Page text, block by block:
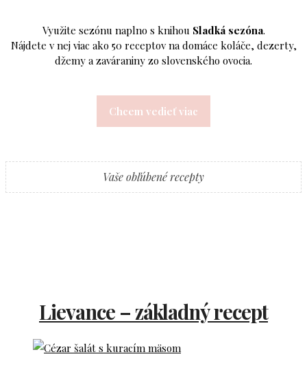
Využite sezónu naplno s knihou Sladká sezóna.
Nájdete v nej viac ako 50 receptov na domáce koláče, dezerty,
džemy a zaváraniny zo slovenského ovocia.
Chcem vedieť viac
Vaše obľúbené recepty
Lievance – základný recept